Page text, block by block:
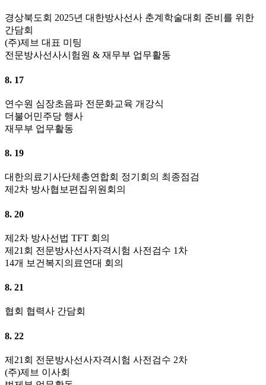
경상북도회 2025년 대한방사선사 춘계학술대회 준비를 위한
간담회
(주)제브 대표 미팅
전문방사선사시험원 & 재무부 업무활동
8. 17
연수원 심장초음파 전문화교육 개강식
더불어민주당 행사
재무부 업무활동
8. 19
대한의료기사단체총연합회 정기회의 최종점검
제2차 방사협보편집위원회의
8. 20
제2차 방사선법 TFT 회의
제21회 전문방사선사자격시험 사전검수 1차
14개 보건복지의료연대 회의
8. 21
협회 협력사 간담회
8. 22
제21회 전문방사선사자격시험 사전검수 2차
(주)제브 이사회